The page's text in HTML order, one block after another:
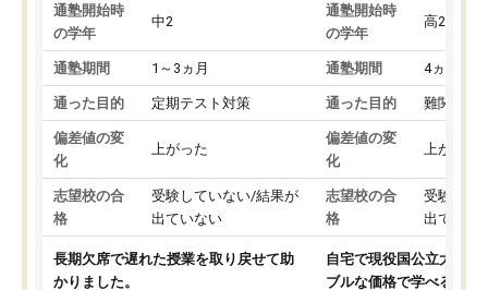
通塾開始時
の学年
中2
通塾期間 1～3ヵ月
通った目的 定期テスト対策
偏差値の変
化
上がった
志望校の合
格
受験していない/結果が
出ていない
長期欠席で遅れた授業を取り戻せて助
かりました。
通塾開始時
の学年
高2
通塾期間 4ヵ月～1
通った目的 難関私立
偏差値の変
化
上がった
志望校の合
格
受験して
出ていな
自宅で現役国公立大学生
ブルな価格で学べる